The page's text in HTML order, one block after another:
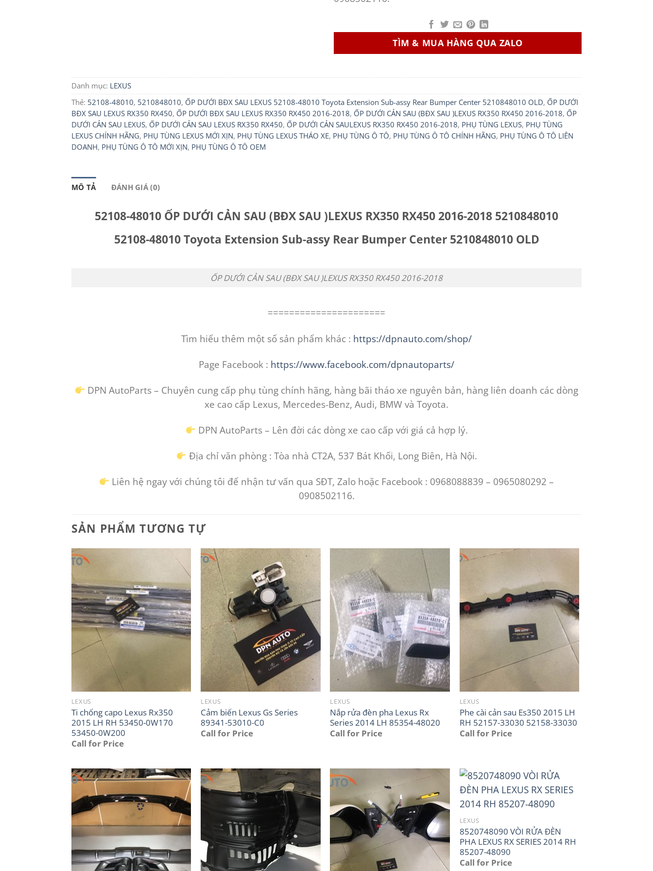
TÌM & MUA HÀNG QUA ZALO
Danh mục: LEXUS
Thẻ: 52108-48010, 5210848010, ỐP DƯỚI BĐX SAU LEXUS 52108-48010 Toyota Extension Sub-assy Rear Bumper Center 5210848010 OLD, ỐP DƯỚI
BĐX SAU LEXUS RX350 RX450, ỐP DƯỚI BĐX SAU LEXUS RX350 RX450 2016-2018, ỐP DƯỚI CẢN SAU (BĐX SAU )LEXUS RX350 RX450 2016-2018, ỐP
DƯỚI CẢN SAU LEXUS, ỐP DƯỚI CẢN SAU LEXUS RX350 RX450, ỐP DƯỚI CẢN SAULEXUS RX350 RX450 2016-2018, PHỤ TÙNG LEXUS, PHỤ TÙNG
LEXUS CHÍNH HÃNG, PHỤ TÙNG LEXUS MỚI XỊN, PHỤ TÙNG LEXUS THÁO XE, PHỤ TÙNG Ô TÔ, PHỤ TÙNG Ô TÔ CHÍNH HÃNG, PHỤ TÙNG Ô TÔ LIÊN
DOANH, PHỤ TÙNG Ô TÔ MỚI XỊN, PHỤ TÙNG Ô TÔ OEM
MÔ TẢ ĐÁNH GIÁ (0)
52108-48010 ỐP DƯỚI CẢN SAU (BĐX SAU )LEXUS RX350 RX450 2016-2018 5210848010
52108-48010 Toyota Extension Sub-assy Rear Bumper Center 5210848010 OLD
ỐP DƯỚI CẢN SAU (BĐX SAU )LEXUS RX350 RX450 2016-2018
======================
Tìm hiểu thêm một số sản phẩm khác : https://dpnauto.com/shop/
Page Facebook : https://www.facebook.com/dpnautoparts/
DPN AutoParts – Chuyên cung cấp phụ tùng chính hãng, hàng bãi tháo xe nguyên bản, hàng liên doanh các dòng
xe cao cấp Lexus, Mercedes-Benz, Audi, BMW và Toyota.
DPN AutoParts – Lên đời các dòng xe cao cấp với giá cả hợp lý.
Địa chỉ văn phòng : Tòa nhà CT2A, 537 Bát Khối, Long Biên, Hà Nội.
Liên hệ ngay với chúng tôi để nhận tư vấn qua SĐT, Zalo hoặc Facebook : 0968088839 – 0965080292 –
0908502116.
SẢN PHẨM TƯƠNG TỰ
LEXUS
Ti chống capo Lexus Rx350
2015 LH RH 53450-0W170
53450-0W200
Call for Price
LEXUS
Cảm biến Lexus Gs Series
89341-53010-C0
Call for Price
LEXUS
Nắp rửa đèn pha Lexus Rx
Series 2014 LH 85354-48020
Call for Price
LEXUS
Phe cài cản sau Es350 2015 LH
RH 52157-33030 52158-33030
Call for Price
LEXUS
8520748090 VÒI RỬA ĐÈN
PHA LEXUS RX SERIES 2014 RH
85207-48090
Call for Price